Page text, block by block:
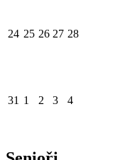
24 25 26 27 28
31 1 2 3 4